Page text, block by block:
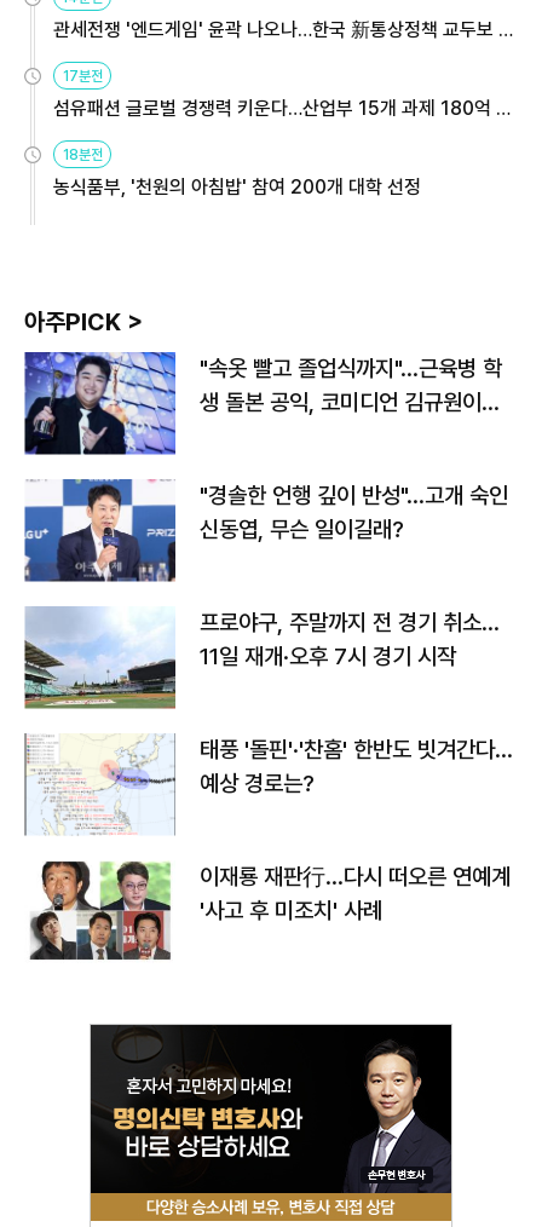
관세전쟁 '엔드게임' 윤곽 나오나…한국 新통상정책 교두보 활
용해야
17분전
섬유패션 글로벌 경쟁력 키운다…산업부 15개 과제 180억 지
원
18분전
농식품부, '천원의 아침밥' 참여 200개 대학 선정
아주PICK >
"속옷 빨고 졸업식까지"…근육병 학
생 돌본 공익, 코미디언 김규원이었
"경솔한 언행 깊이 반성"…고개 숙인
신동엽, 무슨 일이길래?
프로야구, 주말까지 전 경기 취소…
11일 재개·오후 7시 경기 시작
태풍 '돌핀'·'찬홈' 한반도 빗겨간다…
예상 경로는?
이재룡 재판行…다시 떠오른 연예계
'사고 후 미조치' 사례